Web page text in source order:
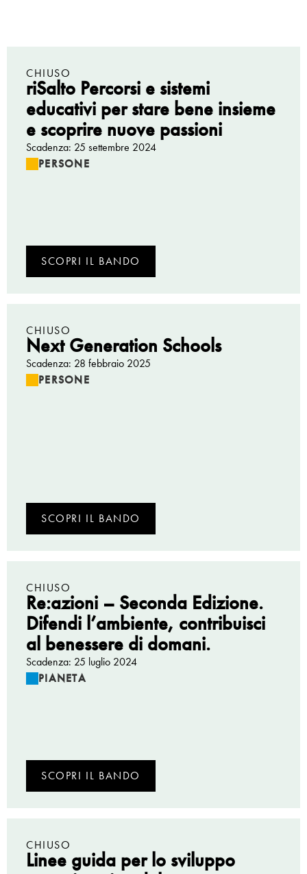
CHIUSO
riSalto Percorsi e sistemi
educativi per stare bene insieme
e scoprire nuove passioni
Scadenza: 25 settembre 2024
PERSONE
SCOPRI IL BANDO
CHIUSO
Next Generation Schools
Scadenza: 28 febbraio 2025
PERSONE
SCOPRI IL BANDO
CHIUSO
Re:azioni – Seconda Edizione.
Difendi l’ambiente, contribuisci
al benessere di domani.
Scadenza: 25 luglio 2024
PIANETA
SCOPRI IL BANDO
CHIUSO
Linee guida per lo sviluppo